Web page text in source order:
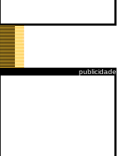
publicidade